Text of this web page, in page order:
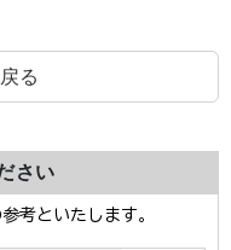
る
さい